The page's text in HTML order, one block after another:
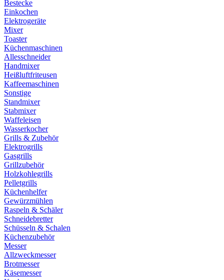
Bestecke
Einkochen
Elektrogeräte
Mixer
Toaster
Küchenmaschinen
Allesschneider
Handmixer
Heißluftfriteusen
Kaffeemaschinen
Sonstige
Standmixer
Stabmixer
Waffeleisen
Wasserkocher
Grills & Zubehör
Elektrogrills
Gasgrills
Grillzubehör
Holzkohlegrills
Pelletgrills
Küchenhelfer
Gewürzmühlen
Raspeln & Schäler
Schneidebretter
Schüsseln & Schalen
Küchenzubehör
Messer
Allzweckmesser
Brotmesser
Käsemesser